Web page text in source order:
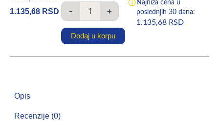
cena
1.135,68 RSD cena
je:
1.135,68 RSD.
-
količina
+
Dodaj u korpu
Najniža cena u
poslednjih 30 dana:
1.135,68 RSD
Opis
Recenzije (0)